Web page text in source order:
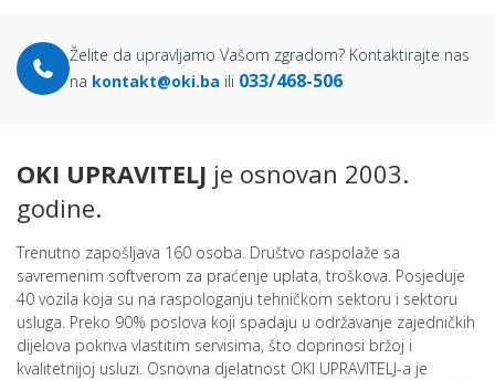
Želite da upravljamo Vašom zgradom? Kontaktirajte nas
na kontakt@oki.ba ili 033/468-506
OKI UPRAVITELJ je osnovan 2003.
godine.
Trenutno zapošljava 160 osoba. Društvo raspolaže sa
savremenim softverom za praćenje uplata, troškova. Posjeduje
40 vozila koja su na raspologanju tehničkom sektoru i sektoru
usluga. Preko 90% poslova koji spadaju u održavanje zajedničkih
dijelova pokriva vlastitim servisima, što doprinosi bržoj i
kvalitetnijoj usluzi. Osnovna djelatnost OKI UPRAVITELJ-a je